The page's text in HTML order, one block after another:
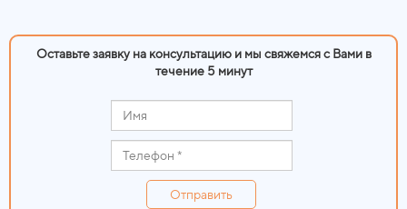
Оставьте заявку на консультацию и мы свяжемся с Вами в
течение 5 минут
Отправить